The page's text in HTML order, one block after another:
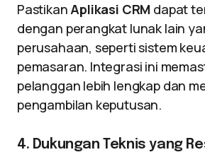
PastikanAplikasi CRM dapat
dengan perangkat lunak lain
perusahaan, seperti sistem
pemasaran. Integrasi ini
pelanggan lebih lengkap dan
pengambilan keputusan.
4. Dukungan Teknis yang